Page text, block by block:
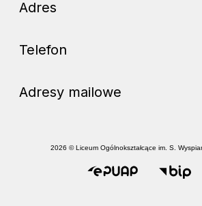
Adres
Telefon
Adresy mailowe
2026 © Liceum Ogólnokształcące im. S.